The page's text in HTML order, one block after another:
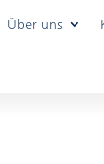
Über uns